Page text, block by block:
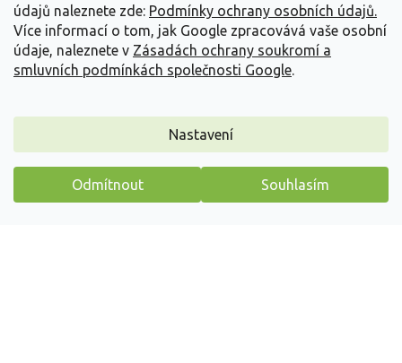
údajů naleznete zde: Podmínky ochrany osobních údajů.
Více informací o tom, jak Google zpracovává vaše osobní
údaje, naleznete v Zásadách ochrany soukromí a
smluvních podmínkách společnosti Google.
Nastavení
Odmítnout Souhlasím
Vše o nákupu
Kontakujte nás
Máme pro vás malý dárek